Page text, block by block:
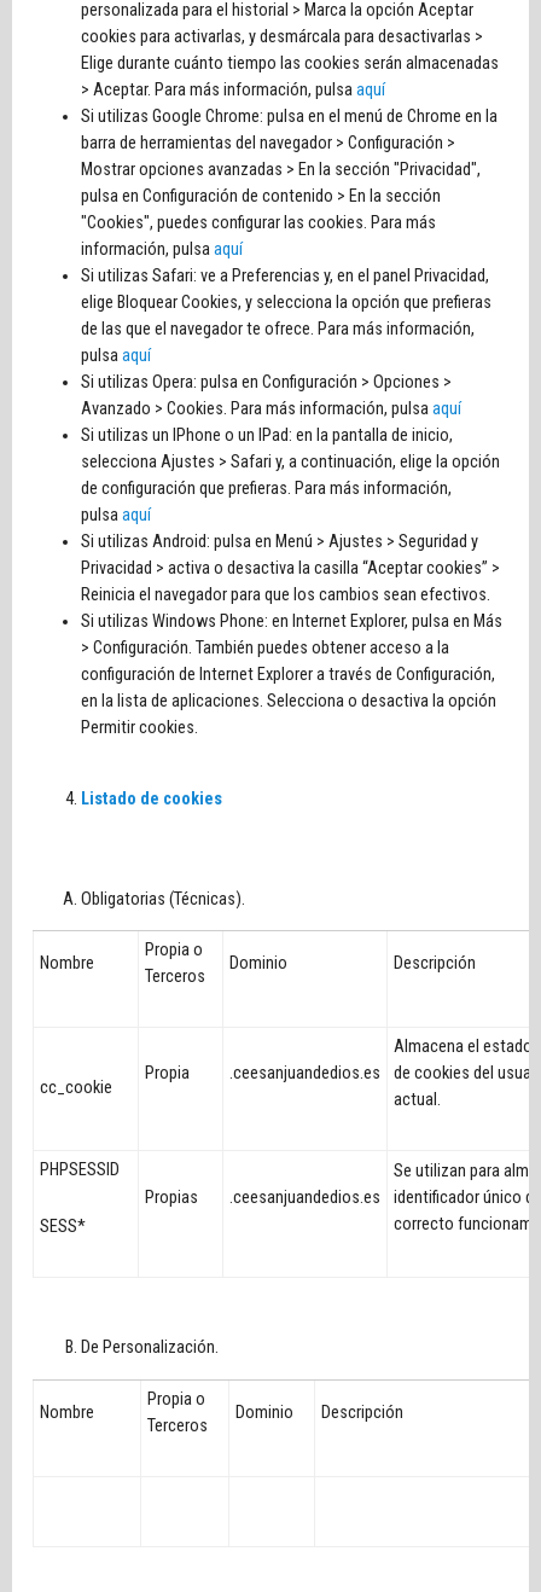
personalizada para el historial > Marca la opción Aceptar
cookies para activarlas, y desmárcala para desactivarlas >
Elige durante cuánto tiempo las cookies serán almacenadas
> Aceptar. Para más información, pulsaaquí
Si utilizas Google Chrome: pulsa en el menú de Chrome en la
barra de herramientas del navegador > Configuración >
Mostrar opciones avanzadas > En la sección "Privacidad",
pulsa en Configuración de contenido > En la sección
"Cookies", puedes configurar las cookies. Para más
información, pulsaaquí
Si utilizas Safari: ve a Preferencias y, en el panel Privacidad,
elige Bloquear Cookies, y selecciona la opción que prefieras
de las que el navegador te ofrece. Para más información,
pulsaaquí
Si utilizas Opera: pulsa en Configuración > Opciones >
Avanzado > Cookies. Para más información, pulsaaquí
Si utilizas un IPhone o un IPad: en la pantalla de inicio,
selecciona Ajustes > Safari y, a continuación, elige la opción
de configuración que prefieras. Para más información,
pulsaaquí
Si utilizas Android: pulsa en Menú > Ajustes > Seguridad y
Privacidad > activa o desactiva la casilla “Aceptar cookies” >
Reinicia el navegador para que los cambios sean efectivos.
Si utilizas Windows Phone: en Internet Explorer, pulsa en Más
> Configuración. También puedes obtener acceso a la
configuración de Internet Explorer a través de Configuración,
en la lista de aplicaciones. Selecciona o desactiva la opción
Permitir cookies.
Listado de cookies
Obligatorias (Técnicas).
Nombre
Propia o
Terceros
Dominio Descripción
cc_cookie
Propia .ceesanjuandedios.es
Almacena el estado
de cookies del
actual.
PHPSESSID
SESS*
Propias .ceesanjuandedios.es
Se utilizan para
identificador único
correcto
De Personalización.
Nombre
Propia o
Terceros
Dominio Descripción